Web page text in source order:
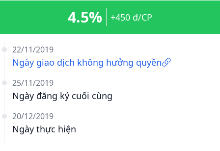
22/11/2019
Ngày giao dịch không hưởng quyền
25/11/2019
Ngày đăng ký cuối cùng
20/12/2019
Ngày thực hiện
4.5% +450 đ/CP